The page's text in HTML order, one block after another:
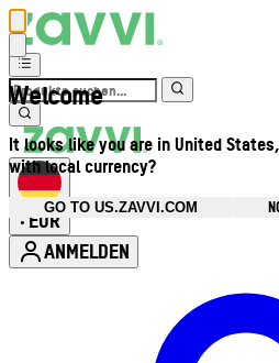
Welcome
It looks like you are in United
with local currency?
GO TO US.ZAVVI.COM
• EUR
ANMELDEN